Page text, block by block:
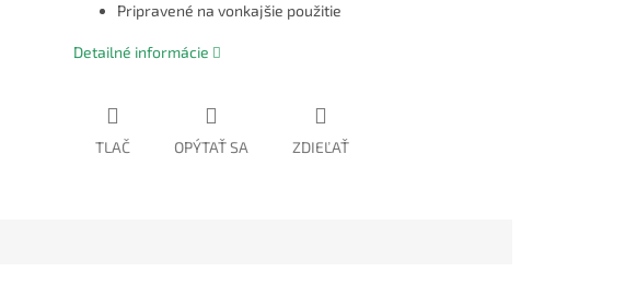
Pripravené na vonkajšie použitie
Detailné informácie
TLAČ OPÝTAŤ SA ZDIEĽAŤ